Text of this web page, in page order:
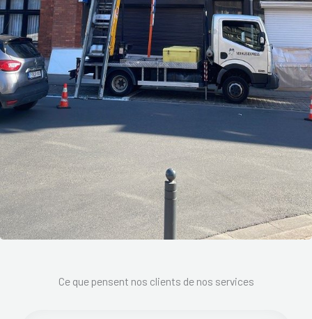
Ce que pensent nos clients de nos services